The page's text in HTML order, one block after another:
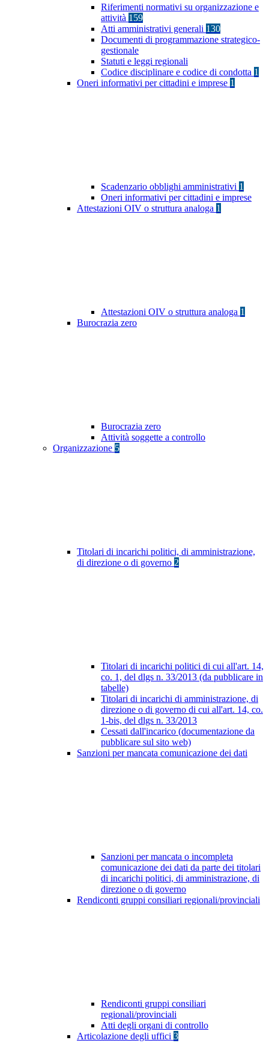
Riferimenti normativi su organizzazione e
attività 159
Atti amministrativi generali 130
Documenti di programmazione strategico-
gestionale
Statuti e leggi regionali
Codice disciplinare e codice di condotta 1
Oneri informativi per cittadini e imprese 1
Scadenzario obblighi amministrativi 1
Oneri informativi per cittadini e imprese
Attestazioni OIV o struttura analoga 1
Attestazioni OIV o struttura analoga 1
Burocrazia zero
Burocrazia zero
Attività soggette a controllo
Organizzazione 5
Titolari di incarichi politici, di amministrazione,
di direzione o di governo 2
Titolari di incarichi politici di cui all'art. 14,
co. 1, del dlgs n. 33/2013 (da pubblicare in
tabelle)
Titolari di incarichi di amministrazione, di
direzione o di governo di cui all'art. 14, co.
1-bis, del dlgs n. 33/2013
Cessati dall'incarico (documentazione da
pubblicare sul sito web)
Sanzioni per mancata comunicazione dei dati
Sanzioni per mancata o incompleta
comunicazione dei dati da parte dei titolari
di incarichi politici, di amministrazione, di
direzione o di governo
Rendiconti gruppi consiliari regionali/provinciali
Rendiconti gruppi consiliari
regionali/provinciali
Atti degli organi di controllo
Articolazione degli uffici 3